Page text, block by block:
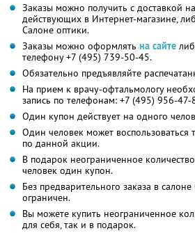
Заказы можно получить с доставкой
действующих в Интернет-магазине,
Салоне оптики.
Заказы можно оформлять на сайте
телефону +7 (495) 739-50-45.
Обязательно предъявляйте
На прием к врачу-офтальмологу
запись по телефонам: +7 (495) 956-
Один купон действует на одного
Один человек может
по данной акции.
В подарок неограниченное
человек один купон.
Без предварительного заказа в
ограничен.
Вы можете купить неограниченное
для себя, так и в подарок.